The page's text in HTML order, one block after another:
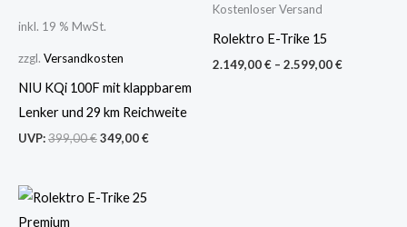
inkl. 19 % MwSt.
zzgl. Versandkosten
NIU KQi 100F mit klappbarem
Lenker und 29 km Reichweite
UVP:399,00€349,00€
Kostenloser Versand
Rolektro E-Trike 15
2.149,00€ – 2.599,00€